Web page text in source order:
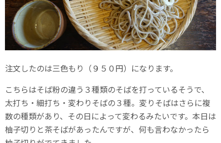
注文したのは三色もり（９５０円）になります。
こちらはそば粉の違う３種類のそばを打っているそうで、
太打ち・細打ち・変わりそばの３種。変りそばはさらに複
数の種類があり、その日によって変わるみたいです。本日は
柚子切りと茶そばがあったんですが、何も言わなかったら